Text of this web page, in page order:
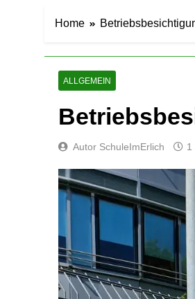
Home
ALLGEMEIN
Autor SchuleImErlich 1